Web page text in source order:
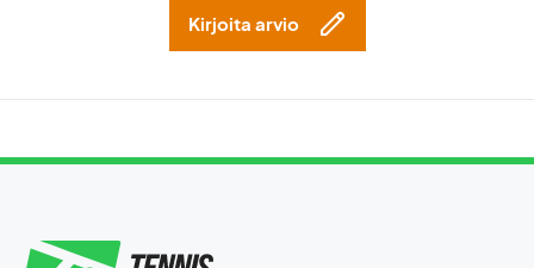
Kirjoita arvio